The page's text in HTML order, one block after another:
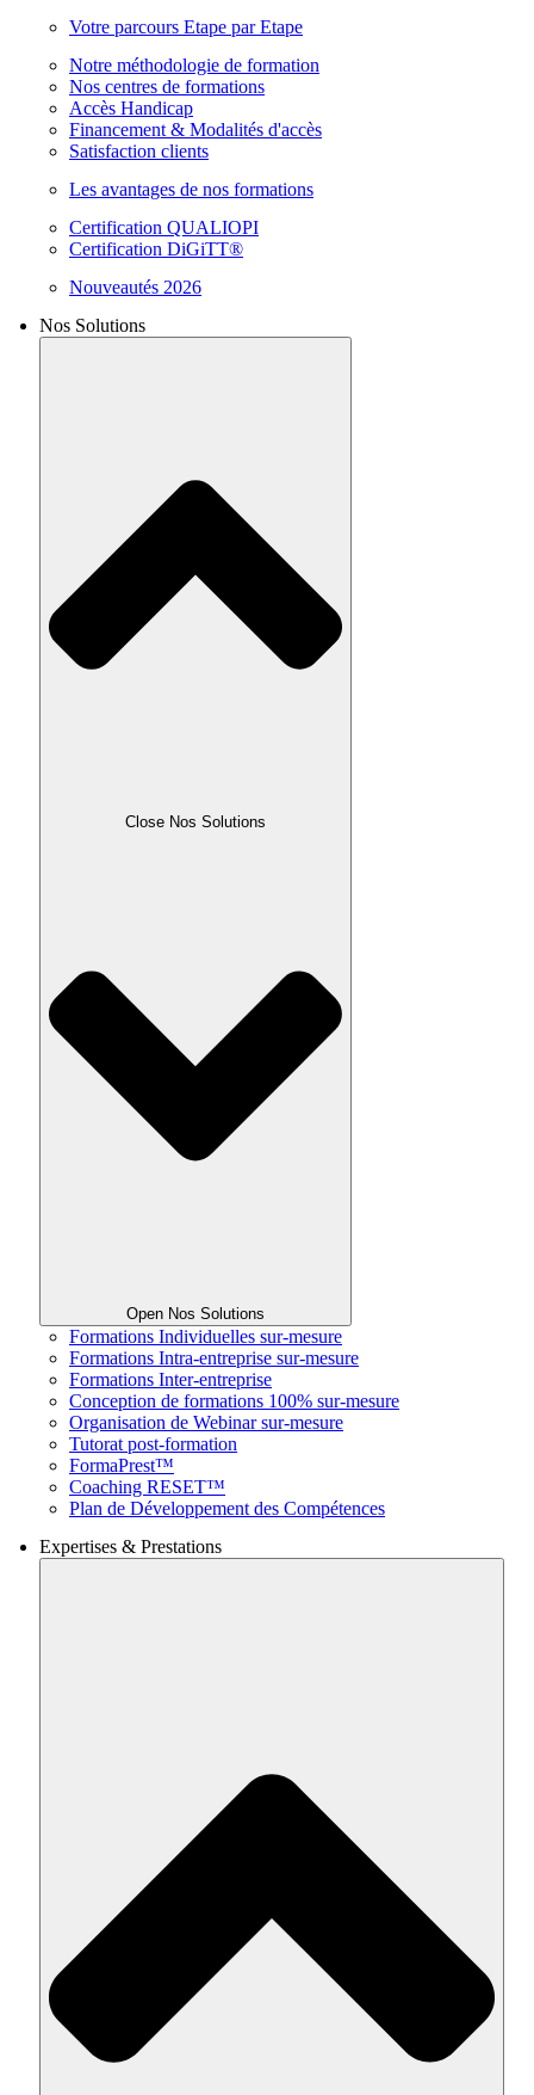
Votre parcours Etape par Etape
Notre méthodologie de formation
Nos centres de formations
Accès Handicap
Financement & Modalités d'accès
Satisfaction clients
Les avantages de nos formations
Certification QUALIOPI
Certification DiGiTT®
Nouveautés 2026
Nos Solutions
Close Nos Solutions
Open Nos Solutions
Formations Individuelles sur-mesure
Formations Intra-entreprise sur-mesure
Formations Inter-entreprise
Conception de formations 100% sur-mesure
Organisation de Webinar sur-mesure
Tutorat post-formation
FormaPrest™
Coaching RESET™
Plan de Développement des Compétences
Expertises & Prestations